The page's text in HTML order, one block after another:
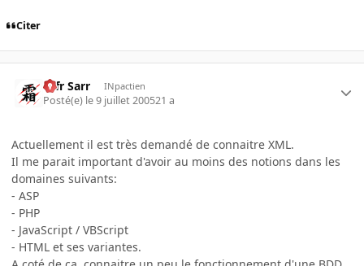
Citer
Ulfr Sarr INpactien
Posté(e) le 9 juillet 200521 a
Actuellement il est très demandé de connaitre XML.
Il me parait important d'avoir au moins des notions dans les
domaines suivants:
- ASP
- PHP
- JavaScript / VBScript
- HTML et ses variantes.